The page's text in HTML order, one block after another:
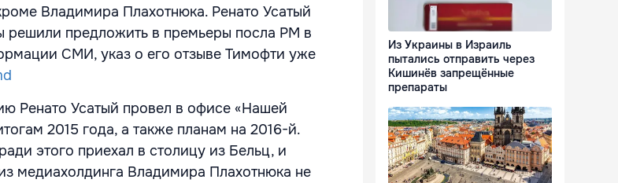
Владимира Плахотнюка. Ренато Усатый
решили предложить в премьеры посла РМ в
СМИ, указ о его отзыве Тимофти уже
Ренато Усатый провел в офисе «Нашей
2015 года, а также планам на 2016-й.
этого приехал в столицу из Бельц, и
медиахолдинга Владимира Плахотнюка не
Из Украины в Израиль
пытались отправить через
Кишинёв запрещённые
препараты